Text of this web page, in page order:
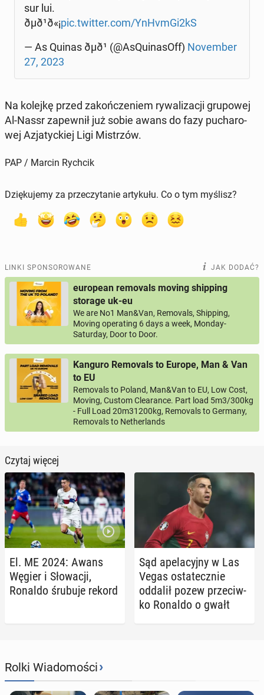
sur lui.
ðµð¹ð«¡pic.twitter.com/YnHvmGi2kS
— As Quinas ðµð¹ (@AsQu­ina­sOff) No­vem­ber
27, 2023
Na kolejkę przed za­koń­cze­niem ry­wa­li­za­cji gru­po­wej
Al-Nassr za­pew­nił już sobie awans do fazy pu­cha­ro­
wej Azja­tyc­kiej Ligi Mi­strzów.
PAP / Marcin Rychcik
Dziękujemy za przeczytanie artykułu. Co o tym myślisz?
LINKI SPONSOROWANE JAK DODAĆ?
european removals moving shipping
storage uk-eu
We are No1 Man&Van, Removals, Shipping,
Moving operating 6 days a week, Monday-
Saturday, Door to Door.
Kanguro Removals to Europe, Man & Van
to EU
Removals to Poland, Man&Van to EU, Low Cost,
Moving, Custom Clearance. Part load 5m3/300kg
- Full Load 20m31200kg, Removals to Germany,
Removals to Netherlands
Czytaj więcej
El. ME 2024: Awans
Węgier i Sło­wa­cji,
Ronaldo śrubuje rekord
Sąd ape­la­cyj­ny w Las
Vegas osta­tecz­nie
oddalił pozew prze­ciw­
ko Ronaldo o gwałt
Rolki Wiadomości›